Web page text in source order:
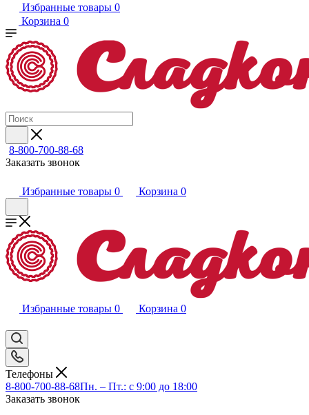
Избранные товары 0
Корзина 0
8-800-700-88-68
Заказать звонок
Избранные товары 0 Корзина 0
Избранные товары 0 Корзина 0
Телефоны
8-800-700-88-68Пн. – Пт.: с 9:00 до 18:00
Заказать звонок